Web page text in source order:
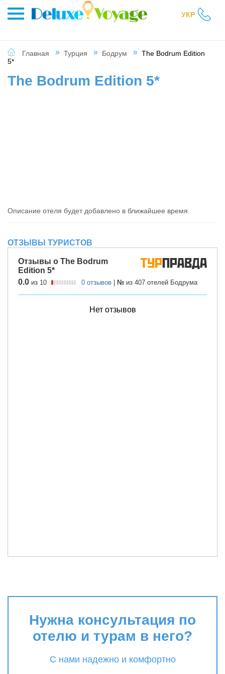
УКР
Главная Турция Бодрум
The Bodrum Edition
5*
The Bodrum Edition 5*
Описание отеля будет добавлено в ближайшее время.
ОТЗЫВЫ ТУРИСТОВ
Нужна консультация по
отелю и турам в него?
С нами надежно и комфортно